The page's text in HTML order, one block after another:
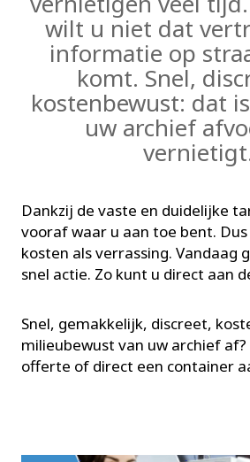
wilt u niet dat
informatie op
komt. Snel,
kostenbewust: dat
uw archief
Dankzij de vaste en duidelijke
vooraf waar u aan toe bent.
kosten als verrassing. Vandaag
snel actie. Zo kunt u direct aan
Snel, gemakkelijk, discreet,
milieubewust van uw archief af?
offerte of direct een container